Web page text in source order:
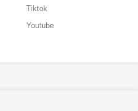
Tiktok
Youtube